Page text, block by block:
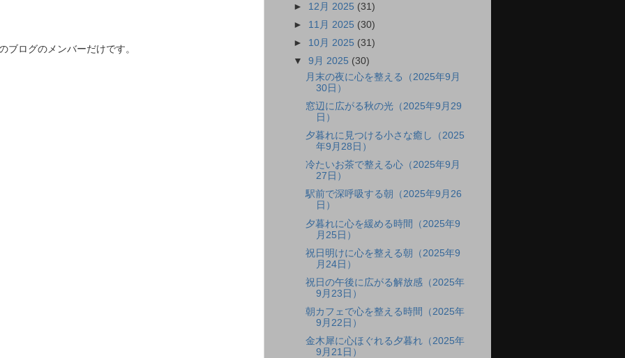
ブログのメンバーだけです。
► 12月 2025 (31)
► 11月 2025 (30)
► 10月 2025 (31)
▼9月 2025 (30)
月末の夜に心を整える（2025年9月
30日）
窓辺に広がる秋の光（2025年9月29
日）
夕暮れに見つける小さな癒し（2025
年9月28日）
冷たいお茶で整える心（2025年9月
27日）
駅前で深呼吸する朝（2025年9月26
日）
夕暮れに心を緩める時間（2025年9
月25日）
祝日明けに心を整える朝（2025年9
月24日）
祝日の午後に広がる解放感（2025年
9月23日）
朝カフェで心を整える時間（2025年
9月22日）
金木犀に心ほぐれる夕暮れ（2025年
9月21日）